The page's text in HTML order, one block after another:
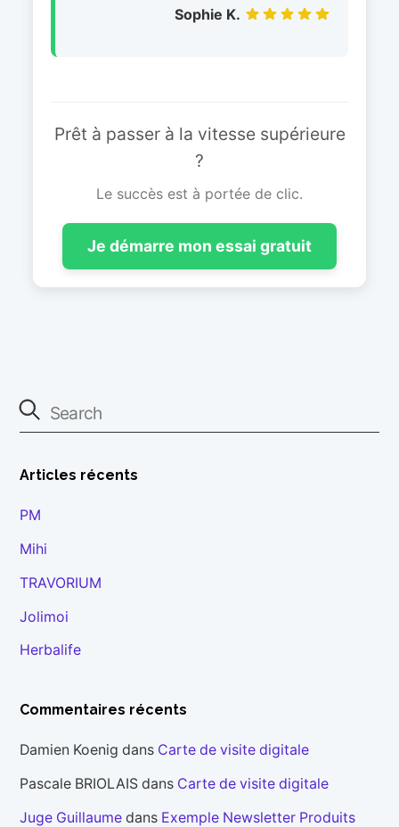
Sophie K.
Prêt à passer à la vitesse supérieure
?
Le succès est à portée de clic.
Je démarre mon essai gratuit
Articles récents
PM
Mihi
TRAVORIUM
Jolimoi
Herbalife
Commentaires récents
Damien Koenig dans Carte de visite digitale
Pascale BRIOLAIS dans Carte de visite digitale
Juge Guillaume dans Exemple Newsletter Produits